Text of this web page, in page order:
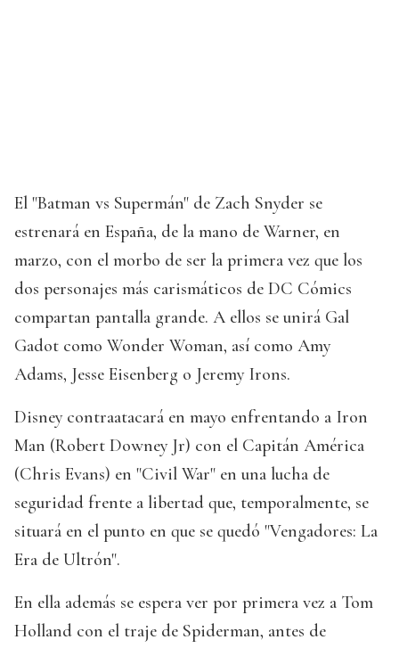
El "Batman vs Supermán" de Zach Snyder se
estrenará en España, de la mano de Warner, en
marzo, con el morbo de ser la primera vez que los
dos personajes más carismáticos de DC Cómics
compartan pantalla grande. A ellos se unirá Gal
Gadot como Wonder Woman, así como Amy
Adams, Jesse Eisenberg o Jeremy Irons.
Disney contraatacará en mayo enfrentando a Iron
Man (Robert Downey Jr) con el Capitán América
(Chris Evans) en "Civil War" en una lucha de
seguridad frente a libertad que, temporalmente, se
situará en el punto en que se quedó "Vengadores: La
Era de Ultrón".
En ella además se espera ver por primera vez a Tom
Holland con el traje de Spiderman, antes de